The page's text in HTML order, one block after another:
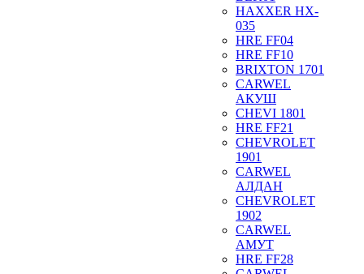
HAXXER HX-
035
HRE FF04
HRE FF10
BRIXTON 1701
CARWEL
АКУШ
CHEVI 1801
HRE FF21
CHEVROLET
1901
CARWEL
АЛДАН
CHEVROLET
1902
CARWEL
АМУТ
HRE FF28